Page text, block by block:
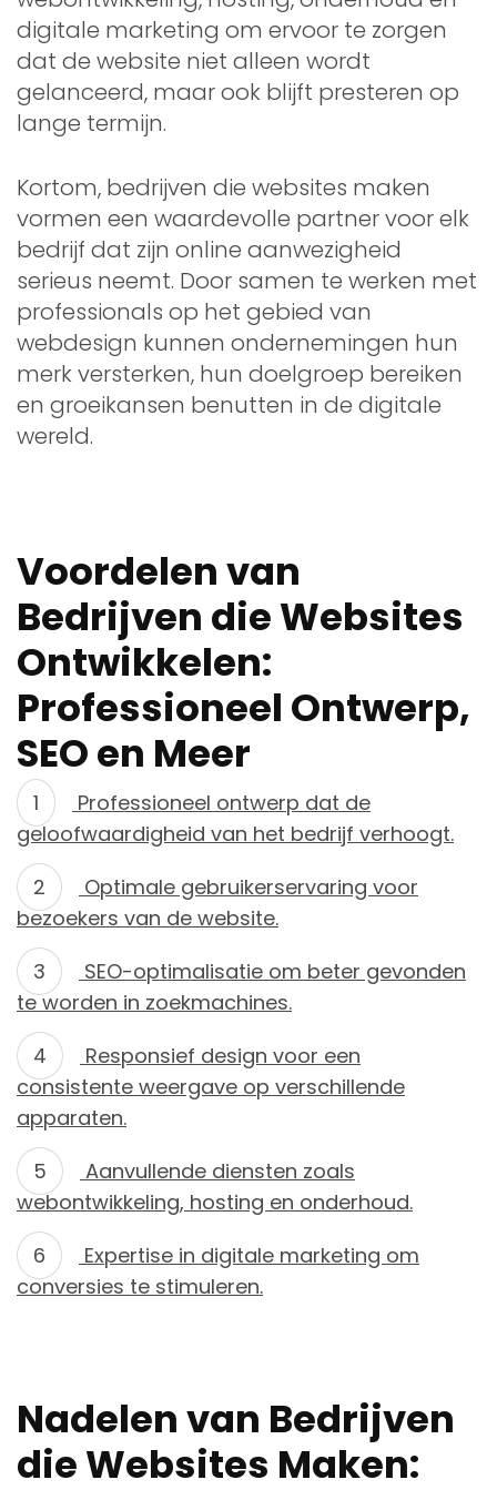
digitale marketing om ervoor te zorgen
dat de website niet alleen wordt
gelanceerd, maar ook blijft presteren op
lange termijn.
Kortom, bedrijven die websites maken
vormen een waardevolle partner voor elk
bedrijf dat zijn online aanwezigheid
serieus neemt. Door samen te werken met
professionals op het gebied van
webdesign kunnen ondernemingen hun
merk versterken, hun doelgroep bereiken
en groeikansen benutten in de digitale
wereld.
Voordelen van
Bedrijven die Websites
Ontwikkelen:
Professioneel Ontwerp,
SEO en Meer
Professioneel ontwerp dat de
geloofwaardigheid van het bedrijf verhoogt.
Optimale gebruikerservaring voor
bezoekers van de website.
SEO-optimalisatie om beter gevonden
te worden in zoekmachines.
Responsief design voor een
consistente weergave op verschillende
apparaten.
Aanvullende diensten zoals
webontwikkeling, hosting en onderhoud.
Expertise in digitale marketing om
conversies te stimuleren.
Nadelen van Bedrijven
die Websites Maken: